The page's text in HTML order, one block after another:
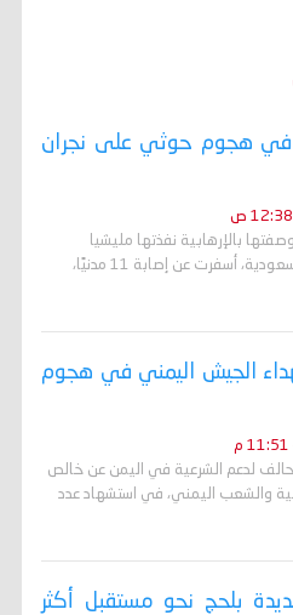
11 مدنيًا في هجوم حوثي على نجران
بالإرهابية نفذتها مليشيا
الحوثي على منطقة نجران في السعودية، أسفرت عن إصابة 11 مدنيًا،
الجيش اليمني في هجوم
لدعم الشرعية في اليمن عن خالص
والشعب اليمني، في استشهاد عدد
بلحج نحو مستقبل أكثر